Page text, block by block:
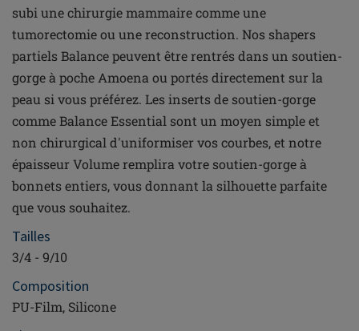
subi une chirurgie mammaire comme une
tumorectomie ou une reconstruction. Nos shapers
partiels Balance peuvent être rentrés dans un soutien-
gorge à poche Amoena ou portés directement sur la
peau si vous préférez. Les inserts de soutien-gorge
comme Balance Essential sont un moyen simple et
non chirurgical d'uniformiser vos courbes, et notre
épaisseur Volume remplira votre soutien-gorge à
bonnets entiers, vous donnant la silhouette parfaite
que vous souhaitez.
Tailles
3/4 - 9/10
Composition
PU-Film, Silicone